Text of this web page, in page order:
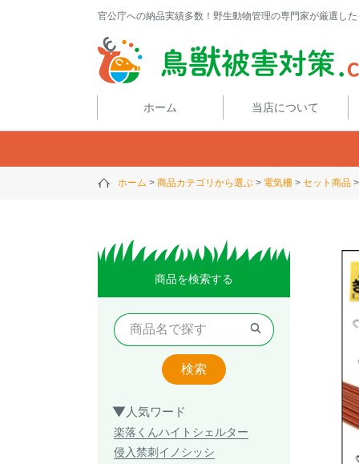
官公庁への納品実績多数！野生動物管理の専門家が厳選し
ホーム 当店について
ホーム 商品カテゴリから選ぶ 電気柵 セット商品
商品を検索する
検索
人気ワード
楽落くんハイトシェルター
侵入禁刺 イノシッシ